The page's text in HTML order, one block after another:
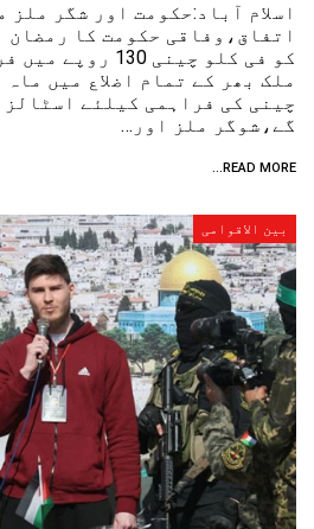
اسلام آباد:حکومت اور شگر ملز
اتفاق،وفاقی حکومت کا رمضان
کو فی کلو چینی
ملک بھر کے تمام اضلاع میں
چینی کی فراہمی کیلئے
گے،شوگر ملز اور…
READ MORE...
بین الاقوامی